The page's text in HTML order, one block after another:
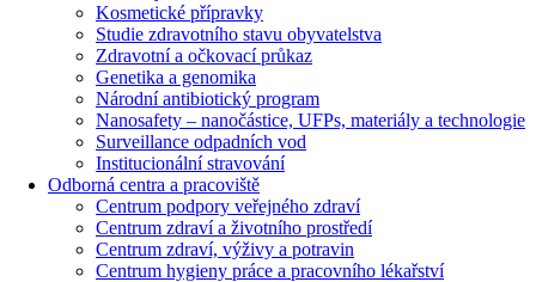
Kosmetické přípravky
Studie zdravotního stavu obyvatelstva
Zdravotní a očkovací průkaz
Genetika a genomika
Národní antibiotický program
Nanosafety – nanočástice, UFPs, materiály a technologie
Surveillance odpadních vod
Institucionální stravování
Odborná centra a pracoviště
Centrum podpory veřejného zdraví
Centrum zdraví a životního prostředí
Centrum zdraví, výživy a potravin
Centrum hygieny práce a pracovního lékařství